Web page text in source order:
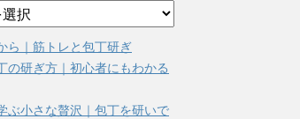
ら｜筋トレと包丁研ぎ
の研ぎ方｜初心者にもわかる
ぶ小さな贅沢｜包丁を研いで